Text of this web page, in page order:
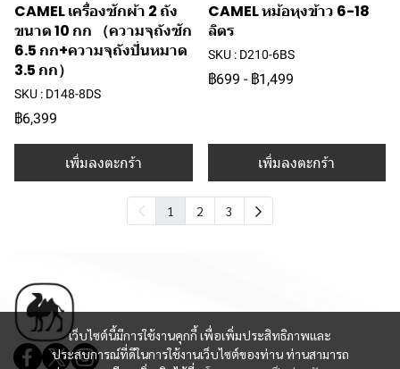
CAMEL เครื่องซักผ้า 2 ถัง
ขนาด 10 กก （ความจุถังซัก
6.5 กก+ความจุถังปั่นหมาด
3.5 กก）
SKU : D148-8DS
฿6,399
เพิ่มลงตะกร้า
CAMEL หม้อหุงข้าว 6-18
ลิตร
SKU : D210-6BS
฿699 - ฿1,499
เพิ่มลงตะกร้า
1 2 3
เว็บไซต์นี้มีการใช้งานคุกกี้ เพื่อเพิ่มประสิทธิภาพและ
ประสบการณ์ที่ดีในการใช้งานเว็บไซต์ของท่าน ท่านสามารถ